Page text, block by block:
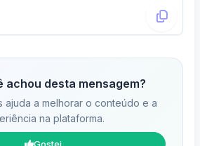
achou desta mensagem?
ajuda a melhorar o conteúdo e a
na plataforma.